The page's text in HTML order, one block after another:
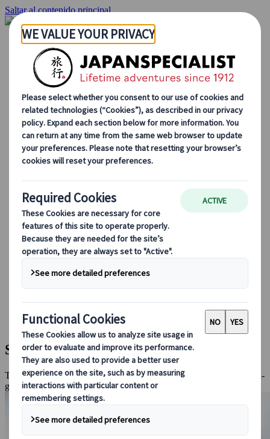
Saltar al contenido principal
Inicio
Viajes
Viajes a medida
Viajes de autor
Fly & Drive
Circuitos organizados
Excursiones
Tours de grupo a medida
Japan Rail Pass
Cómo trabajamos
Sobre nosotros
Nuestro equipo
Blog
Consejos de viaje para cada temporada
Destinos destacados
Perspectivas culturales
Experiencias gastronómicas
Recorre Japón en tren
Preguntas frecuentes
Información práctica
Etiqueta en Japón
Conducir en Japón
Reservar con nosotros
Japan Rail Pass
Alojamiento
Asesoramiento virtual
Sei Raku: Puente de diciembre en Japón
Tokio, Osaka, Kioto, Arashiyama, Tsumago, Takayama, Shirakawa-
go, Matsumoto, Nagano, Yudanaka Onsen